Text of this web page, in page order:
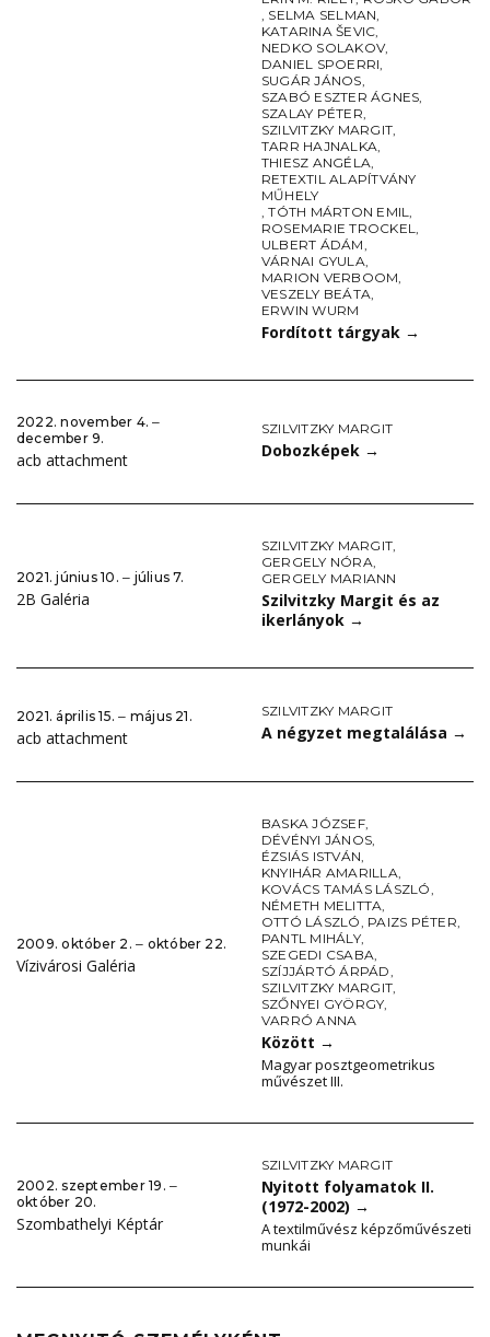
, SELMA SELMAN,
KATARINA ŠEVIC,
NEDKO SOLAKOV,
DANIEL SPOERRI,
SUGÁR JÁNOS,
SZABÓ ESZTER ÁGNES,
SZALAY PÉTER,
SZILVITZKY MARGIT,
TARR HAJNALKA,
THIESZ ANGÉLA,
RETEXTIL ALAPÍTVÁNY
MŰHELY
,TÓTH MÁRTON EMIL,
ROSEMARIE TROCKEL,
ULBERT ÁDÁM,
VÁRNAI GYULA,
MARION VERBOOM,
VESZELY BEÁTA,
ERWIN WURM
Fordított tárgyak →
2022. november 4. ‒
december 9.
acb attachment
SZILVITZKY MARGIT
Dobozképek →
2021. június 10. ‒ július 7.
2B Galéria
SZILVITZKY MARGIT,
GERGELY NÓRA,
GERGELY MARIANN
Szilvitzky Margit és az
ikerlányok →
2021. április 15. ‒ május 21.
acb attachment
SZILVITZKY MARGIT
A négyzet megtalálása →
2009. október 2. ‒ október 22.
Vízivárosi Galéria
BASKA JÓZSEF,
DÉVÉNYI JÁNOS,
ÉZSIÁS ISTVÁN,
KNYIHÁR AMARILLA,
KOVÁCS TAMÁS LÁSZLÓ,
NÉMETH MELITTA,
OTTÓ LÁSZLÓ, PAIZS PÉTER,
PANTL MIHÁLY,
SZEGEDI CSABA,
SZÍJJÁRTÓ ÁRPÁD,
SZILVITZKY MARGIT,
SZŐNYEI GYÖRGY,
VARRÓ ANNA
Között →
Magyar posztgeometrikus
művészet III.
2002. szeptember 19. ‒
október 20.
Szombathelyi Képtár
SZILVITZKY MARGIT
Nyitott folyamatok II.
(1972-2002) →
A textilművész képzőművészeti
munkái